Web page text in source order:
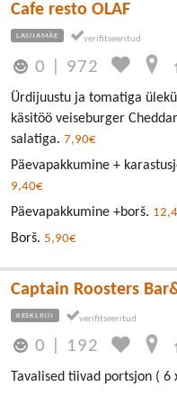
Cafe resto OLAF
LASNAMÄE
0 972
Ürdijuustu ja tomatiga
käsitöö veiseburger
salatiga. 7,90€
Päevapakkumine +
9,40€
Päevapakkumine +borš.
Borš. 5,90€
Captain Roosters
KESKLINN
0 192
Tavalised tiivad portsjon ( 6